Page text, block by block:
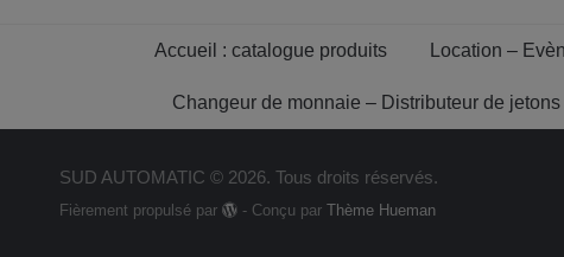
Accueil : catalogue produits Location –
Changeur de monnaie – Distributeur de jetons
SUD AUTOMATIC © 2026. Tous droits réservés.
Fièrement propulsé par - Conçu parThème Hueman